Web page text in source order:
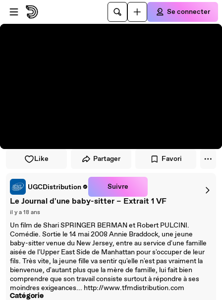
Passer au player
Passer au contenu principal
Se connecter
Like Partager Favori
UGCDistribution Suivre
Le Journal d'une baby-sitter – Extrait 1 VF
il y a 18 ans
Un film de Shari SPRINGER BERMAN et Robert PULCINI.
Comédie. Sortie le 14 mai 2008 Annie Braddock, une jeune
baby-sitter venue du New Jersey, entre au service d'une famille
aisée de l'Upper East Side de Manhattan pour s'occuper de leur
fils. Très vite, la jeune fille va sentir qu'elle n'est pas vraiment la
bienvenue, d'autant plus que la mère de famille, lui fait bien
comprendre que son travail consiste surtout à répondre à ses
moindres exigeances... http://www.tfmdistribution.com
Catégorie